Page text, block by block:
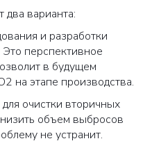
два варианта:
и разработки
перспективное
в будущем
на этапе производства.
очистки вторичных
объем выбросов
не устранит.